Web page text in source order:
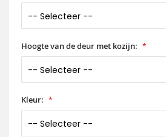
Hoogte van de deur met kozijn:
Kleur: